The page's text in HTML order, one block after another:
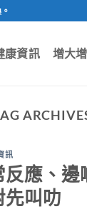
康資訊 增大
訊
應、邊
先叫叻